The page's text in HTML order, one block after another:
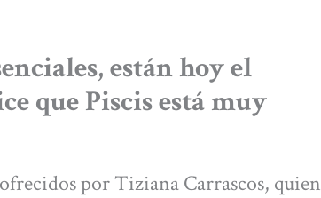
están hoy el
que Piscis está muy
por Tiziana Carrascos, quien